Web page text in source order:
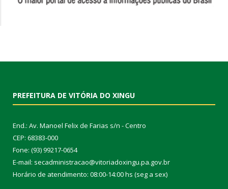
PREFEITURA DE VITÓRIA DO XINGU
End.: Av. Manoel Felix de Farias s/n - Centro
CEP: 68383-000
Fone: (93) 99217-0654
E-mail: secadministracao@vitoriadoxingu.pa.gov.br
Horário de atendimento: 08:00-14:00 hs (seg a sex)